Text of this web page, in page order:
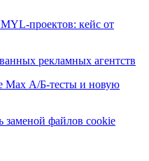
проектов: кейс от
рекламных агентств
Max А/Б-тесты и новую
заменой файлов cookie